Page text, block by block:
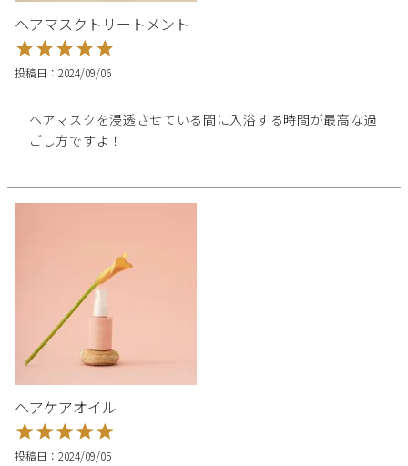
ヘアマスクトリートメント
投稿日 2024/09/06
ヘアマスクを浸透させている間に入浴する時間が最高な過
ごし方ですよ！
ヘアケアオイル
投稿日 2024/09/05